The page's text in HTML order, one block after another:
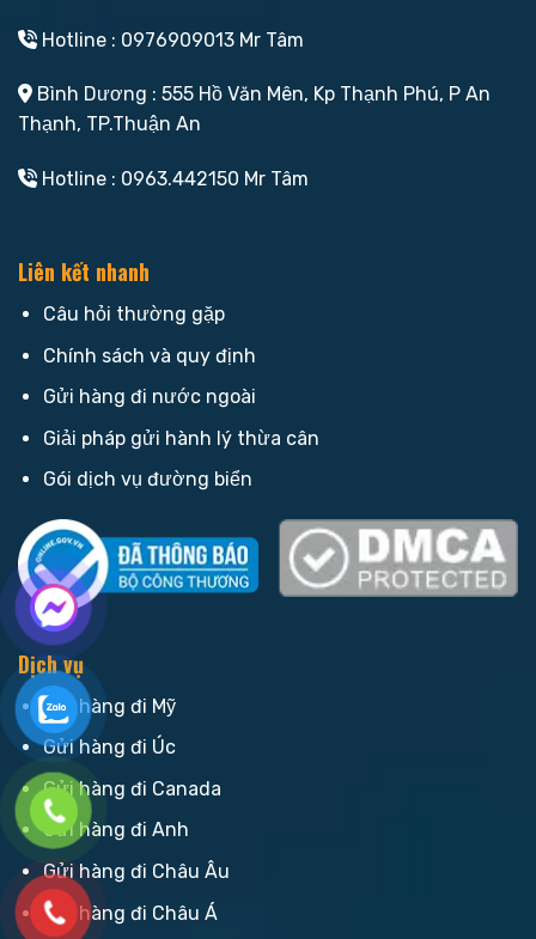
Hotline : 0976909013 Mr Tâm
Bình Dương : 555 Hồ Văn Mên, Kp Thạnh Phú, P An
Thạnh, TP.Thuận An
Hotline : 0963.442150 Mr Tâm
Liên kết nhanh
Câu hỏi thường gặp
Chính sách và quy định
Gửi hàng đi nước ngoài
Giải pháp gửi hành lý thừa cân
Gói dịch vụ đường biển
Dịch vụ
Gửi hàng đi Mỹ
Gửi hàng đi Úc
Gửi hàng đi Canada
Gửi hàng đi Anh
Gửi hàng đi Châu Âu
Gửi hàng đi Châu Á